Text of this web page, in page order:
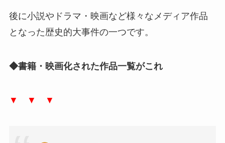
後に小説やドラマ・映画など様々なメディア作品
となった歴史的大事件の一つです。
◆書籍・映画化された作品一覧がこれ
▼ ▼ ▼